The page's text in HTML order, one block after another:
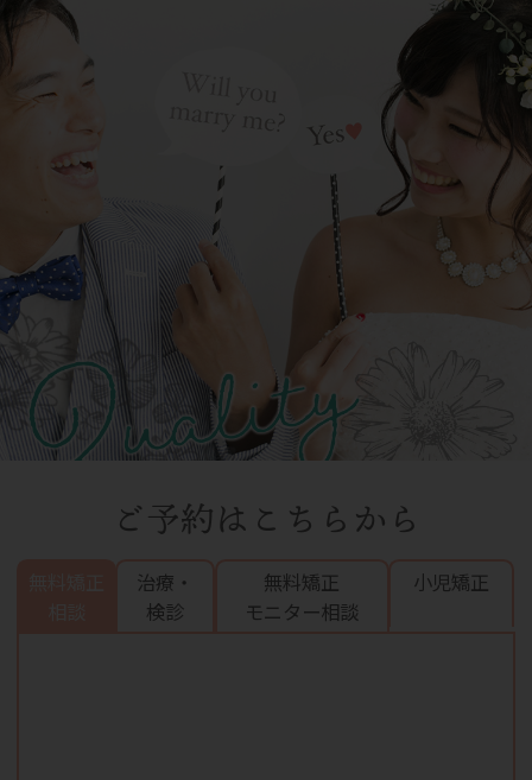
ご予約はこちらから
治療・
検診
無料矯正
モニター相談
小児矯正